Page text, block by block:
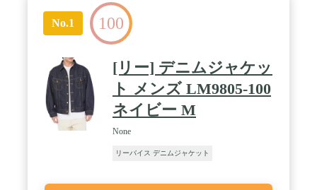
No.1 100
[リー] デニムジャケッ
ト メンズ LM9805-100
ネイビー M
None
リーバイス デニムジャケット